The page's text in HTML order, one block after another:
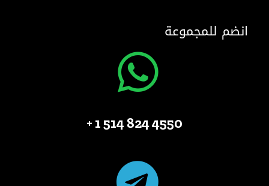
انضم للمجموعة
4550 824 514 1 +